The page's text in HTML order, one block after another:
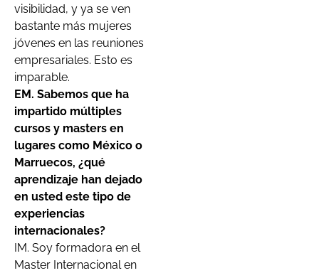
visibilidad, y ya se ven
bastante más mujeres
jóvenes en las reuniones
empresariales. Esto es
imparable.
EM. Sabemos que ha
impartido múltiples
cursos y masters en
lugares como México o
Marruecos, ¿qué
aprendizaje han dejado
en usted este tipo de
experiencias
internacionales?
IM. Soy formadora en el
Master Internacional en